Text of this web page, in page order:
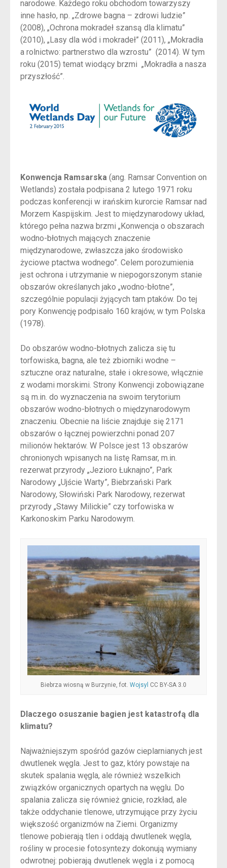
narodowe. Każdego roku obchodom towarzyszy
inne hasło, np. „Zdrowe bagna – zdrowi ludzie”
(2008), „Ochrona mokradeł szansą dla klimatu”
(2010), „Lasy dla wód i mokradeł” (2011), „Mokradła
a rolnictwo: partnerstwo dla wzrostu” (2014). W tym
roku (2015) temat wiodący brzmi „Mokradła a nasza
przyszłość”.
Konwencja Ramsarska (ang. Ramsar Convention on
Wetlands) została podpisana 2 lutego 1971 roku
podczas konferencji w irańskim kurorcie Ramsar nad
Morzem Kaspijskim. Jest to międzynarodowy układ,
którego pełna nazwa brzmi „Konwencja o obszarach
wodno-błotnych mających znaczenie
międzynarodowe, zwłaszcza jako środowisko
życiowe ptactwa wodnego”. Celem porozumienia
jest ochrona i utrzymanie w niepogorszonym stanie
obszarów określanych jako „wodno-błotne”,
szczególnie populacji żyjących tam ptaków. Do tej
pory Konwencję podpisało 160 krajów, w tym Polska
(1978).
Do obszarów wodno-błotnych zalicza się tu
torfowiska, bagna, ale też zbiorniki wodne –
sztuczne oraz naturalne, stałe i okresowe, włącznie
z wodami morskimi. Strony Konwencji zobowiązane
są m.in. do wyznaczenia na swoim terytorium
obszarów wodno-błotnych o międzynarodowym
znaczeniu. Obecnie na liście znajduje się 2171
obszarów o łącznej powierzchni ponad 207
milionów hektarów. W Polsce jest 13 obszarów
chronionych wpisanych na listę Ramsar, m.in.
rezerwat przyrody „Jezioro Łuknajno”, Park
Narodowy „Ujście Warty”, Biebrzański Park
Narodowy, Słowiński Park Narodowy, rezerwat
przyrody „Stawy Milickie” czy torfowiska w
Karkonoskim Parku Narodowym.
Biebrza wiosną w Burzynie, fot. Wojsyl CC BY-SA 3.0
Dlaczego osuszanie bagien jest katastrofą dla
klimatu?
Najważniejszym spośród gazów cieplarnianych jest
dwutlenek węgla. Jest to gaz, który powstaje na
skutek spalania węgla, ale również wszelkich
związków organicznych opartych na węglu. Do
spalania zalicza się również gnicie, rozkład, ale
także oddychanie tlenowe, utrzymujące przy życiu
większość organizmów na Ziemi. Organizmy
tlenowe pobierają tlen i oddają dwutlenek węgla,
rośliny w procesie fotosyntezy dokonują wymiany
odwrotnej: pobierają dwutlenek węgla i z pomocą